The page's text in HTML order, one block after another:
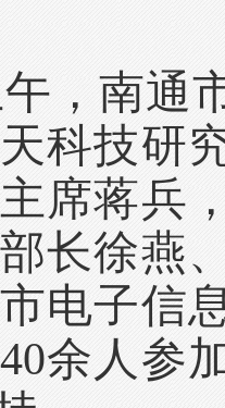
，南通
科技研
席蒋兵
长徐燕
电子信
余人参